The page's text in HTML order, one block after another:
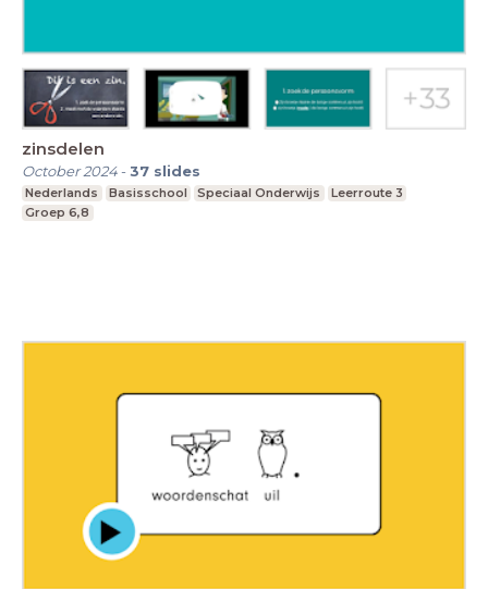
zinsdelen
October 2024-37 slides
Nederlands Basisschool Speciaal Onderwijs
Leerroute 3
Groep 6,8